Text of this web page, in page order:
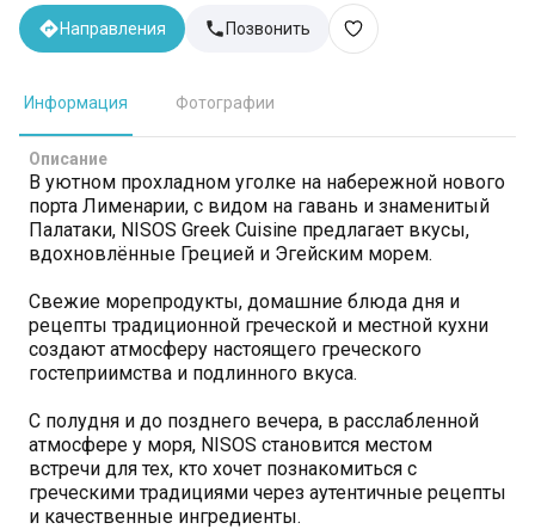
Направления Позвонить
Информация Фотографии
Описание
В уютном прохладном уголке на набережной нового
порта Лименарии, с видом на гавань и знаменитый
Палатаки, NISOS Greek Cuisine предлагает вкусы,
вдохновлённые Грецией и Эгейским морем.
Свежие морепродукты, домашние блюда дня и
рецепты традиционной греческой и местной кухни
создают атмосферу настоящего греческого
гостеприимства и подлинного вкуса.
С полудня и до позднего вечера, в расслабленной
атмосфере у моря, NISOS становится местом
встречи для тех, кто хочет познакомиться с
греческими традициями через аутентичные рецепты
и качественные ингредиенты.